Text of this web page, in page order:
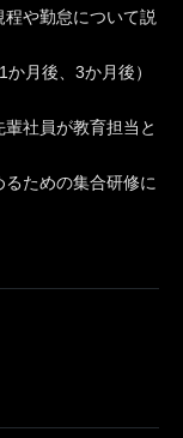
程や勤怠について説
月後、3か月後）
社員が教育担当と
るための集合研修に